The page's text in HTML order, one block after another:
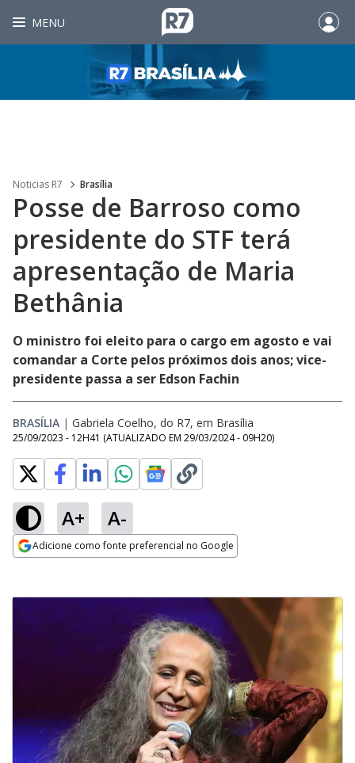
MENU
Noticias R7 Brasília
Posse de Barroso como
presidente do STF terá
apresentação de Maria
Bethânia
O ministro foi eleito para o cargo em agosto e vai
comandar a Corte pelos próximos dois anos; vice-
presidente passa a ser Edson Fachin
BRASÍLIA | Gabriela Coelho, do R7, em Brasília
25/09/2023 - 12H41 (ATUALIZADO EM 29/03/2024 - 09H20)
A+ A-
Adicione como fonte preferencial no Google